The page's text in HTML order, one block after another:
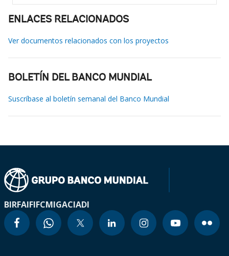
ENLACES RELACIONADOS
Ver documentos relacionados con los proyectos
BOLETÍN DEL BANCO MUNDIAL
Suscríbase al boletín semanal del Banco Mundial
BIRFAIFIFCMIGACIADI